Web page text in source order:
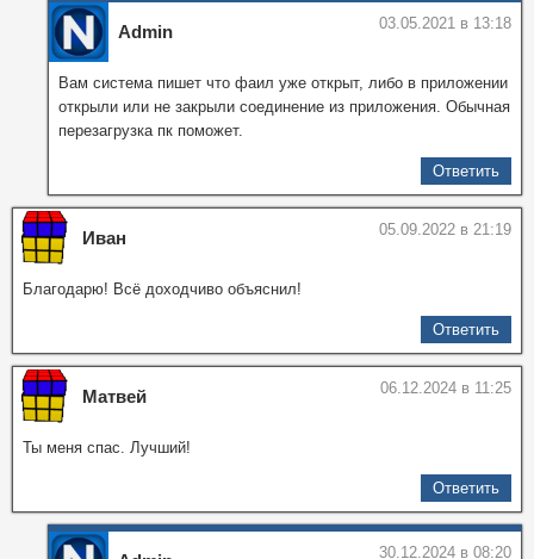
Admin 03.05.2021 в 13:18
Вам система пишет что фаил уже открыт, либо в приложении
открыли или не закрыли соединение из приложения. Обычная
перезагрузка пк поможет.
Ответить
Иван 05.09.2022 в 21:19
Благодарю! Всё доходчиво объяснил!
Ответить
Матвей 06.12.2024 в 11:25
Ты меня спас. Лучший!
Ответить
30.12.2024 в 08:20